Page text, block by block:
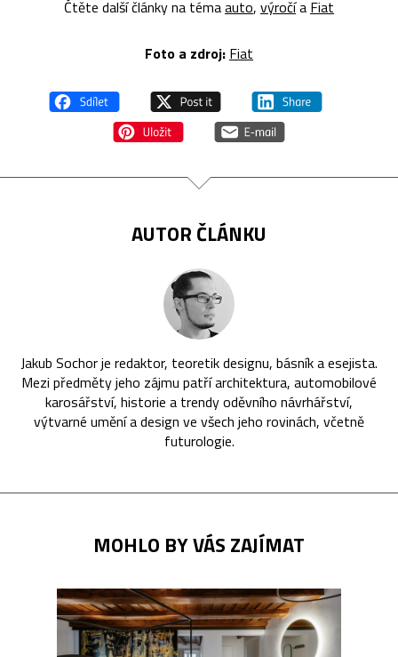
Čtěte další články na témaauto, výročía Fiat
Foto a zdroj: Fiat
AUTOR ČLÁNKU
Jakub Sochor je redaktor, teoretik designu, básník a esejista.
Mezi předměty jeho zájmu patří architektura, automobilové
karosářství, historie a trendy oděvního návrhářství,
výtvarné umění a design ve všech jeho rovinách, včetně
futurologie.
MOHLO BY VÁS ZAJÍMAT